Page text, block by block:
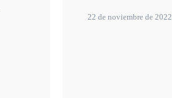
22 de noviembre de 2022